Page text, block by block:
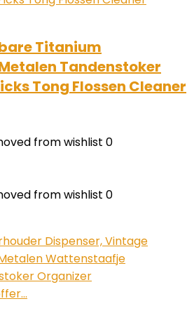
Titanium
Tandenstoker
Tong Flossen Cleaner
from wishlist 0
from wishlist 0